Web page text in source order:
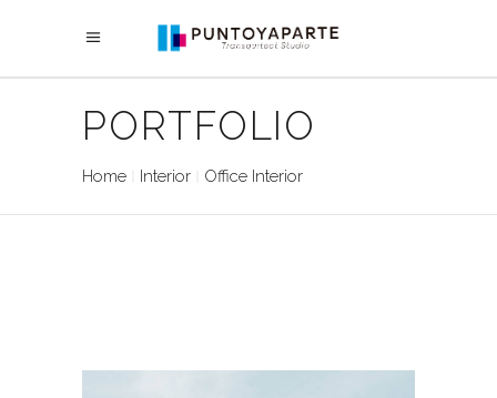
PORTFOLIO
Home Interior Office Interior